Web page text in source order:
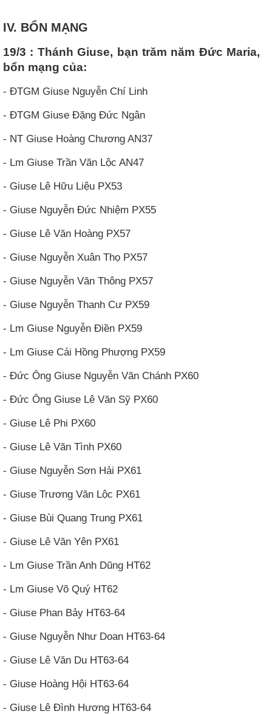
IV. BỔN MẠNG
19/3 : Thánh Giuse, bạn trăm năm Đức Maria,
bổn mạng của:
- ĐTGM Giuse Nguyễn Chí Linh
- ĐTGM Giuse Đặng Đức Ngân
- NT Giuse Hoàng Chương AN37
- Lm Giuse Trần Văn Lộc AN47
- Giuse Lê Hữu Liệu PX53
- Giuse Nguyễn Đức Nhiệm PX55
- Giuse Lê Văn Hoàng PX57
- Giuse Nguyễn Xuân Thọ PX57
- Giuse Nguyễn Văn Thông PX57
- Giuse Nguyễn Thanh Cư PX59
- Lm Giuse Nguyễn Điền PX59
- Lm Giuse Cái Hồng Phượng PX59
- Đức Ông Giuse Nguyễn Văn Chánh PX60
- Đức Ông Giuse Lê Văn Sỹ PX60
- Giuse Lê Phi PX60
- Giuse Lê Văn Tình PX60
- Giuse Nguyễn Sơn Hải PX61
- Giuse Trương Văn Lộc PX61
- Giuse Bùi Quang Trung PX61
- Giuse Lê Văn Yên PX61
- Lm Giuse Trần Anh Dũng HT62
- Lm Giuse Võ Quý HT62
- Giuse Phan Bảy HT63-64
- Giuse Nguyễn Như Doan HT63-64
- Giuse Lê Văn Du HT63-64
- Giuse Hoàng Hội HT63-64
- Giuse Lê Đình Hương HT63-64